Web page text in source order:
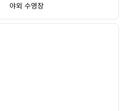
야외 수영장
1/12
다음